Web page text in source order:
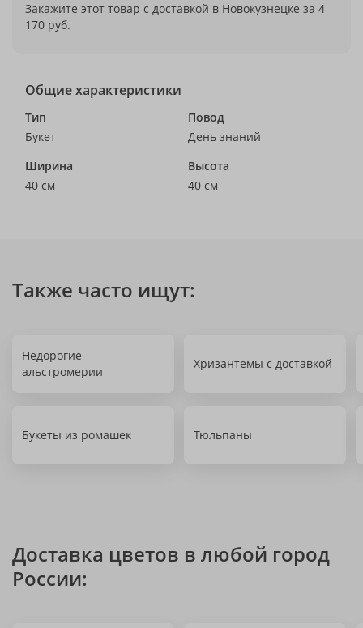
Закажите этот товар с доставкой в Новокузнецке за 4
170 руб.
Общие характеристики
Тип
Букет
Повод
День знаний
Ширина
40 см
Высота
40 см
Также часто ищут:
Недорогие
альстромерии
Хризантемы с доставкой
Букеты из ромашек Тюльпаны
Доставка цветов в любой город
России: